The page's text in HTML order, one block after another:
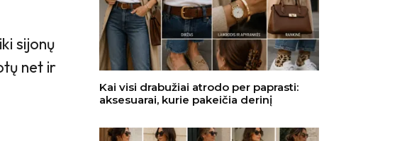
sijonų
net ir
Kai visi drabužiai atrodo per paprasti:
aksesuarai, kurie pakeičia derinį